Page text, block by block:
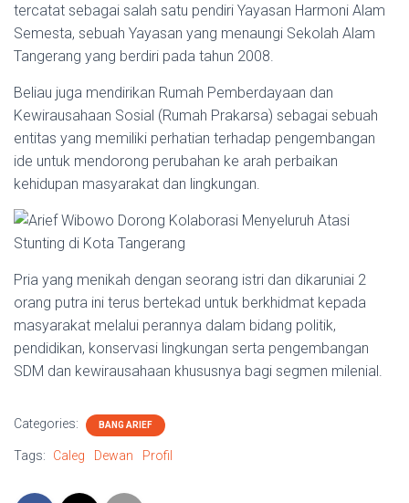
tercatat sebagai salah satu pendiri Yayasan Harmoni Alam
Semesta, sebuah Yayasan yang menaungi Sekolah Alam
Tangerang yang berdiri pada tahun 2008.
Beliau juga mendirikan Rumah Pemberdayaan dan
Kewirausahaan Sosial (Rumah Prakarsa) sebagai sebuah
entitas yang memiliki perhatian terhadap pengembangan
ide untuk mendorong perubahan ke arah perbaikan
kehidupan masyarakat dan lingkungan.
Pria yang menikah dengan seorang istri dan dikaruniai 2
orang putra ini terus bertekad untuk berkhidmat kepada
masyarakat melalui perannya dalam bidang politik,
pendidikan, konservasi lingkungan serta pengembangan
SDM dan kewirausahaan khususnya bagi segmen milenial.
Categories: BANG ARIEF
Tags: Caleg Dewan Profil